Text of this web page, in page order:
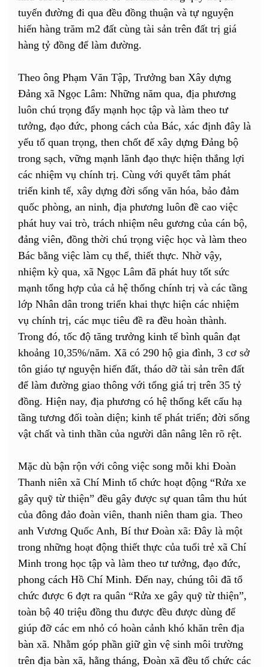
tuyến đường đi qua đều đồng thuận và tự nguyện
hiến hàng trăm m2 đất cùng tài sản trên đất trị giá
hàng tỷ đồng để làm đường.
Theo ông Phạm Văn Tập, Trưởng ban Xây dựng
Đảng xã Ngọc Lâm: Những năm qua, địa phương
luôn chú trọng đẩy mạnh học tập và làm theo tư
tưởng, đạo đức, phong cách của Bác, xác định đây là
yếu tố quan trọng, then chốt để xây dựng Đảng bộ
trong sạch, vững mạnh lãnh đạo thực hiện thắng lợi
các nhiệm vụ chính trị. Cùng với quyết tâm phát
triển kinh tế, xây dựng đời sống văn hóa, bảo đảm
quốc phòng, an ninh, địa phương luôn đề cao việc
phát huy vai trò, trách nhiệm nêu gương của cán bộ,
đảng viên, đồng thời chú trọng việc học và làm theo
Bác bằng việc làm cụ thể, thiết thực. Nhờ vậy,
nhiệm kỳ qua, xã Ngọc Lâm đã phát huy tốt sức
mạnh tổng hợp của cả hệ thống chính trị và các tầng
lớp Nhân dân trong triển khai thực hiện các nhiệm
vụ chính trị, các mục tiêu đề ra đều hoàn thành.
Trong đó, tốc độ tăng trưởng kinh tế bình quân đạt
khoảng 10,35%/năm. Xã có 290 hộ gia đình, 3 cơ sở
tôn giáo tự nguyện hiến đất, tháo dỡ tài sản trên đất
để làm đường giao thông với tổng giá trị trên 35 tỷ
đồng. Hiện nay, địa phương có hệ thống kết cấu hạ
tầng tương đối toàn diện; kinh tế phát triển; đời sống
vật chất và tinh thần của người dân nâng lên rõ rệt.
Mặc dù bận rộn với công việc song mỗi khi Đoàn
Thanh niên xã Chí Minh tổ chức hoạt động “Rửa xe
gây quỹ từ thiện” đều gây được sự quan tâm thu hút
của đông đảo đoàn viên, thanh niên tham gia. Theo
anh Vương Quốc Anh, Bí thư Đoàn xã: Đây là một
trong những hoạt động thiết thực của tuổi trẻ xã Chí
Minh trong học tập và làm theo tư tưởng, đạo đức,
phong cách Hồ Chí Minh. Đến nay, chúng tôi đã tổ
chức được 6 đợt ra quân “Rửa xe gây quỹ từ thiện”,
toàn bộ 40 triệu đồng thu được đều được dùng để
giúp đỡ các em nhỏ có hoàn cảnh khó khăn trên địa
bàn xã. Nhằm góp phần giữ gìn vệ sinh môi trường
trên địa bàn xã, hằng tháng, Đoàn xã đều tổ chức các